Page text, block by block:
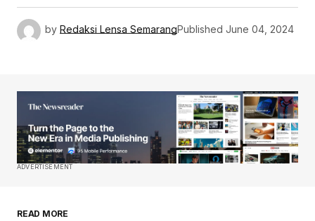
by Redaksi Lensa SemarangPublished June 04, 2024
ADVERTISEMENT
READ MORE